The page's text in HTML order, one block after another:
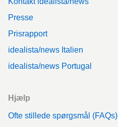
Presse
Prisrapport
idealista/news Italien
idealista/news Portugal
Hjælp
Ofte stillede spørgsmål (FAQs)